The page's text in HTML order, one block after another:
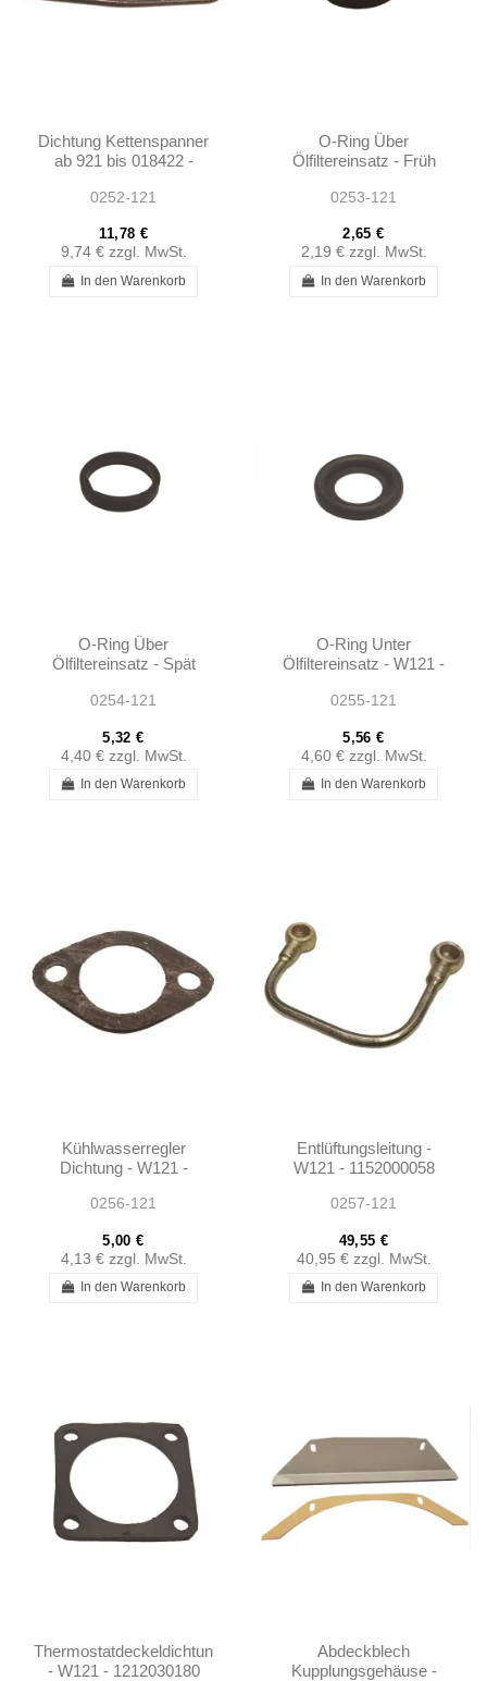
Dichtung Kettenspanner
ab 921 bis 018422 -
0252-121
11,78 €
9,74 € zzgl. MwSt.
In den Warenkorb
O-Ring Über
Ölfiltereinsatz - Früh
0253-121
2,65 €
2,19 € zzgl. MwSt.
In den Warenkorb
O-Ring Über
Ölfiltereinsatz - Spät
0254-121
5,32 €
4,40 € zzgl. MwSt.
In den Warenkorb
O-Ring Unter
Ölfiltereinsatz - W121 -
0255-121
5,56 €
4,60 € zzgl. MwSt.
In den Warenkorb
Kühlwasserregler
Dichtung - W121 -
0256-121
5,00 €
4,13 € zzgl. MwSt.
In den Warenkorb
Entlüftungsleitung -
W121 - 1152000058
0257-121
49,55 €
40,95 € zzgl. MwSt.
In den Warenkorb
Thermostatdeckeldichtung
- W121 - 1212030180
Abdeckblech
Kupplungsgehäuse -